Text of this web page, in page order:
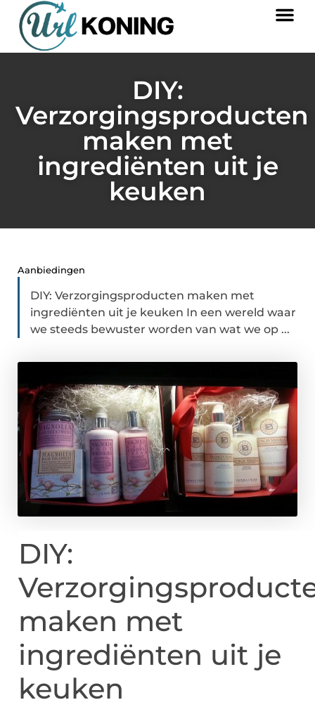
DIY:
Verzorgingsproducten
maken met
ingrediënten uit je
keuken
Aanbiedingen
DIY: Verzorgingsproducten maken met
ingrediënten uit je keuken In een wereld waar
we steeds bewuster worden van wat we op ...
DIY:
maken met
ingrediënten uit je
keuken